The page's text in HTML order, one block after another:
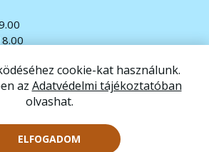
cookie-kat használunk.
az Adatvédelmi tájékoztatóban
olvashat.
ELFOGADOM
fenntartva.